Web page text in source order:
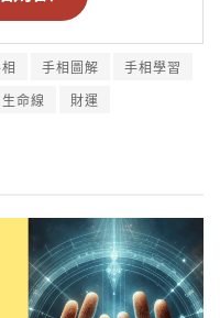
手相圖解
手相學習
生命線 財運